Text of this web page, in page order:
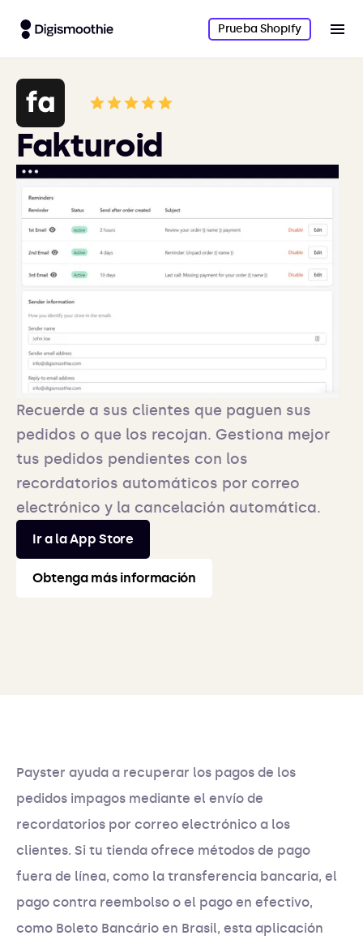
Prueba Shopify
Fakturoid
Recuerde a sus clientes que paguen sus
pedidos o que los recojan. Gestiona mejor
tus pedidos pendientes con los
recordatorios automáticos por correo
electrónico y la cancelación automática.
Ir a la App Store
Obtenga más información
Payster ayuda a recuperar los pagos de los
pedidos impagos mediante el envío de
recordatorios por correo electrónico a los
clientes. Si tu tienda ofrece métodos de pago
fuera de línea, como la transferencia bancaria, el
pago contra reembolso o el pago en efectivo,
como Boleto Bancário en Brasil, esta aplicación